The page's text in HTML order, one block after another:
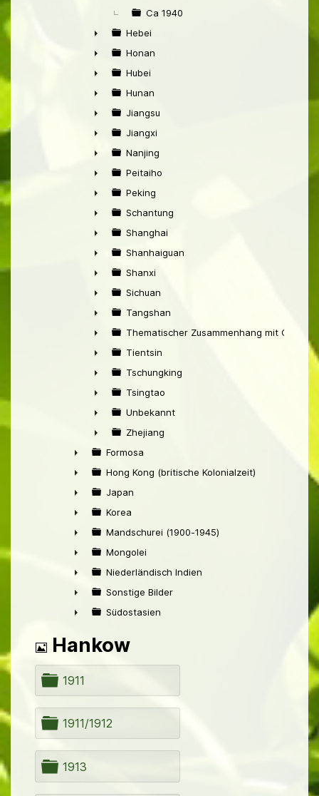
Ca 1940
►
Hebei
►
Honan
►
Hubei
►
Hunan
►
Jiangsu
►
Jiangxi
►
Nanjing
►
Peitaiho
►
Peking
►
Schantung
►
Shanghai
►
Shanhaiguan
►
Shanxi
►
Sichuan
►
Tangshan
►
Thematischer Zusammenhang mit China
►
Tientsin
►
Tschungking
►
Tsingtao
►
Unbekannt
►
Zhejiang
►
Formosa
►
Hong Kong (britische Kolonialzeit)
►
Japan
►
Korea
►
Mandschurei (1900-1945)
►
Mongolei
►
Niederländisch Indien
►
Sonstige Bilder
Südostasien
Bild
Hankow
O
r
d
n
e
r
1911
O
r
d
n
e
r
1911/1912
O
r
d
1913